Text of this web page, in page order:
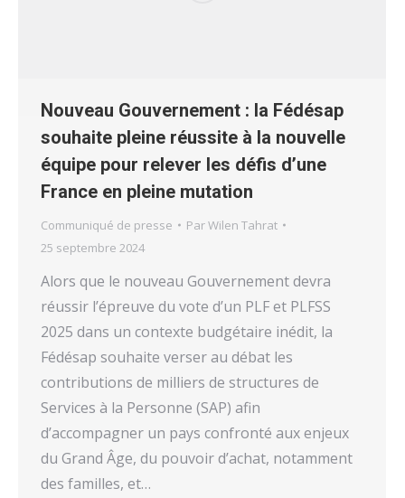
Nouveau Gouvernement : la Fédésap
souhaite pleine réussite à la nouvelle
équipe pour relever les défis d’une
France en pleine mutation
Communiqué de presse ParWilen Tahrat
25 septembre 2024
Alors que le nouveau Gouvernement devra
réussir l’épreuve du vote d’un PLF et PLFSS
2025 dans un contexte budgétaire inédit, la
Fédésap souhaite verser au débat les
contributions de milliers de structures de
Services à la Personne (SAP) afin
d’accompagner un pays confronté aux enjeux
du Grand Âge, du pouvoir d’achat, notamment
des familles, et…